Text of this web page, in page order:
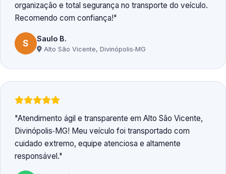
organização e total segurança no transporte do veículo.
Recomendo com confiança!
S Saulo B.
Alto São Vicente, Divinópolis‑MG
Atendimento ágil e transparente em Alto São Vicente,
Divinópolis‑MG! Meu veículo foi transportado com
cuidado extremo, equipe atenciosa e altamente
responsável.